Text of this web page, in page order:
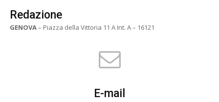
Redazione
GENOVA– Piazza della Vittoria 11 A Int. A – 16121
E-mail